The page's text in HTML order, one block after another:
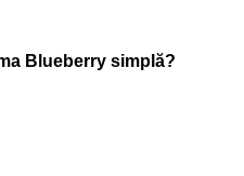
Blueberry simplă?